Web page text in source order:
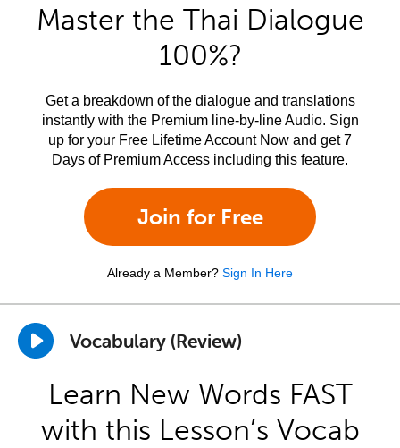
Master the Thai Dialogue
100%?
Get a breakdown of the dialogue and translations
instantly with the Premium line-by-line Audio. Sign
up for your Free Lifetime Account Now and get 7
Days of Premium Access including this feature.
Join for Free
Already a Member? Sign In Here
Vocabulary (Review)
Learn New Words FAST
with this Lesson’s Vocab